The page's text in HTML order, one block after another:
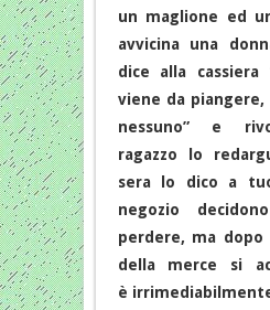
un maglione ed
avvicina una
dice alla
viene da piangere,
nessuno” e
ragazzo lo
sera lo dico a
negozio
perdere, ma dopo
della merce si
è